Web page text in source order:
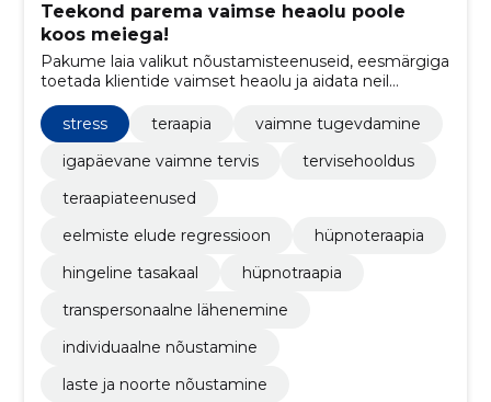
Teekond parema vaimse heaolu poole
koos meiega!
Pakume laia valikut nõustamisteenuseid, eesmärgiga
toetada klientide vaimset heaolu ja aidata neil
lahendada eluprobleeme.
stress
teraapia
vaimne tugevdamine
igapäevane vaimne tervis
tervisehooldus
teraapiateenused
eelmiste elude regressioon
hüpnoteraapia
hingeline tasakaal
hüpnotraapia
transpersonaalne lähenemine
individuaalne nõustamine
laste ja noorte nõustamine